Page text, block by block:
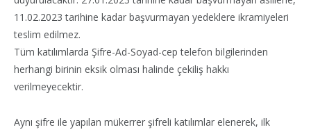
11.02.2023 tarihine kadar başvurmayan yedeklere ikramiyeleri
teslim edilmez.
Tüm katılımlarda Şifre-Ad-Soyad-cep telefon bilgilerinden
herhangi birinin eksik olması halinde çekiliş hakkı
verilmeyecektir.
Aynı şifre ile yapılan mükerrer şifreli katılımlar elenerek, ilk